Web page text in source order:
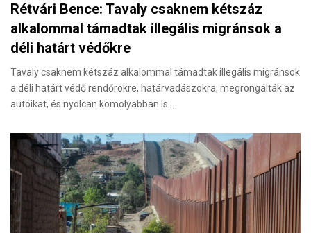
Rétvári Bence: Tavaly csaknem kétszáz
alkalommal támadtak illegális migránsok a
déli határt védőkre
Tavaly csaknem kétszáz alkalommal támadtak illegális migránsok
a déli határt védő rendőrökre, határvadászokra, megrongálták az
autóikat, és nyolcan komolyabban is…